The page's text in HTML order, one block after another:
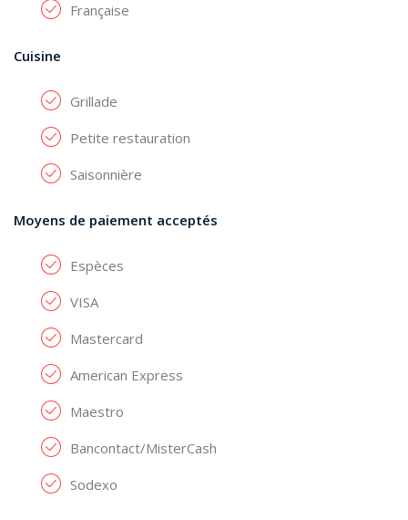
Française
Cuisine
Grillade
Petite restauration
Saisonnière
Moyens de paiement acceptés
Espèces
VISA
Mastercard
American Express
Maestro
Bancontact/MisterCash
Sodexo